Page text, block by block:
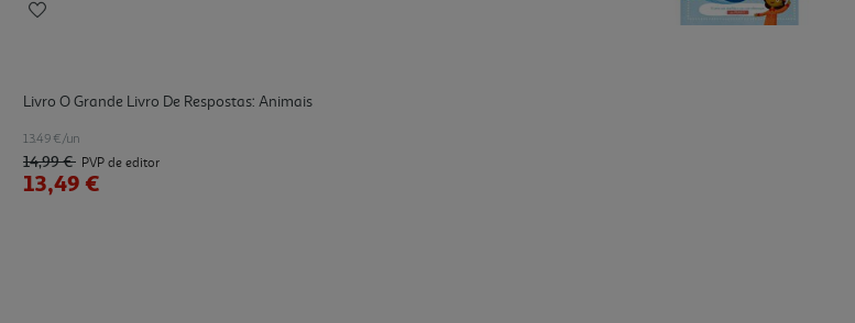
Livro O Grande Livro De Respostas: Animais
13.49 €/un
14,99 € PVP de editor
13,49 €